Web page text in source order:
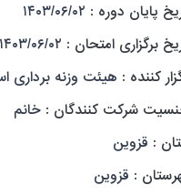
پایان دوره : ۱۴۰۳/۰۶/۰۲
برگزاری امتحان : ۱۴۰۳/۰۶/۰۲
کننده : هیئت وزنه برداری
شرکت کنندگان : خانم
: قزوین
: قزوین